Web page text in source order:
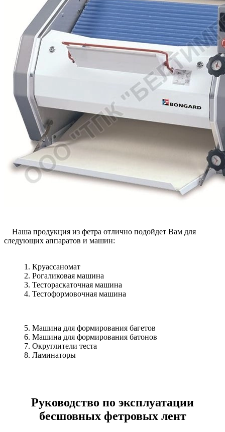
Наша продукция из фетра отлично подойдет Вам для
следующих аппаратов и машин:
1. Круассаномат
2. Рогаликовая машина
3. Тестораскаточная машина
4. Тестоформовочная машина
5. Машина для формирования багетов
6. Машина для формирования батонов
7. Округлители теста
8. Ламинаторы
Руководство по эксплуатации
бесшовных фетровых лент